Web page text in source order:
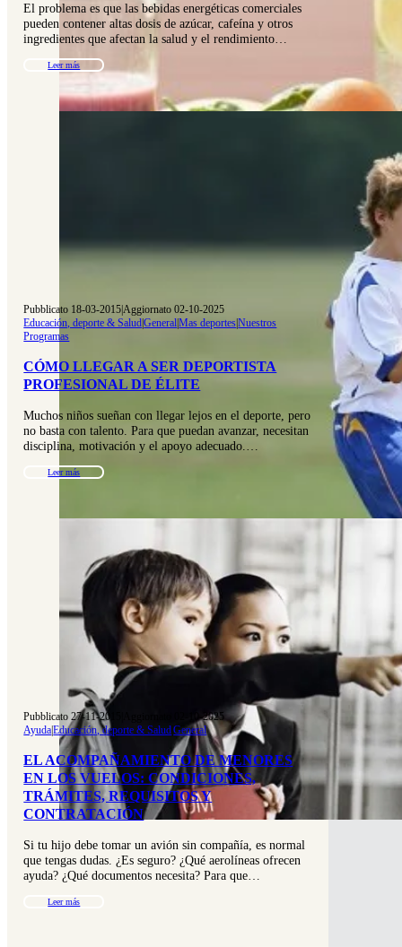
El problema es que las bebidas energéticas comerciales
pueden contener altas dosis de azúcar, cafeína y otros
ingredientes que afectan la salud y el rendimiento…
Leer más
Pubblicato 18-03-2015|Aggiornato 02-10-2025
Educación, deporte & Salud|General|Mas deportes|Nuestros
Programas
CÓMO LLEGAR A SER DEPORTISTA
PROFESIONAL DE ÉLITE
Muchos niños sueñan con llegar lejos en el deporte, pero
no basta con talento. Para que puedan avanzar, necesitan
disciplina, motivación y el apoyo adecuado.…
Leer más
Pubblicato 27-11-2015
Aggiornato 02-10-2025
Ayuda|Educación, deporte & Salud|General
EL ACOMPAÑAMIENTO DE MENORES
EN LOS VUELOS: CONDICIONES,
TRÁMITES, REQUISITOS Y
CONTRATACIÓN
Si tu hijo debe tomar un avión sin compañía, es normal
que tengas dudas. ¿Es seguro? ¿Qué aerolíneas ofrecen
ayuda? ¿Qué documentos necesita? Para que…
Leer más